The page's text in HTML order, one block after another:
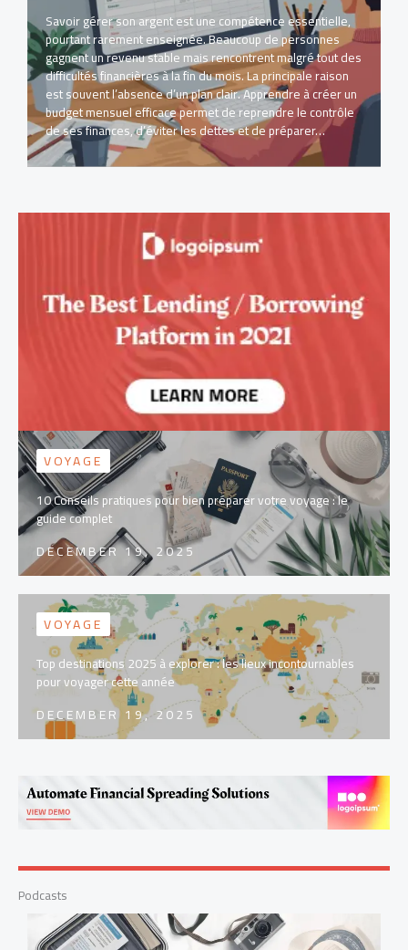
Savoir gérer son argent est une compétence essentielle,
pourtant rarement enseignée. Beaucoup de personnes
gagnent un revenu stable mais rencontrent malgré tout des
difficultés financières à la fin du mois. La principale raison
est souvent l’absence d’un plan clair. Apprendre à créer un
budget mensuel efficace permet de reprendre le contrôle
de ses finances, d’éviter les dettes et de préparer…
VOYAGE
10 Conseils pratiques pour bien préparer votre voyage : le
guide complet
DECEMBER 19, 2025
VOYAGE
Top destinations 2025 à explorer : les lieux incontournables
pour voyager cette année
DECEMBER 19, 2025
Podcasts